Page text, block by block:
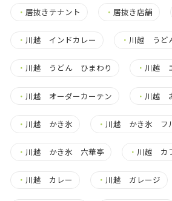
・ 居抜きテナント ・居抜き店舗
・ 川越 インドカレー ・ 川越 うど
・ 川越 うどん ひまわり ・ 川越
・ 川越 オーダーカーテン ・ 川越
・ 川越 かき氷 ・ 川越 かき氷 フ
・ 川越 かき氷 六華亭 ・ 川越 カ
・ 川越 カレー ・ 川越 ガレージ